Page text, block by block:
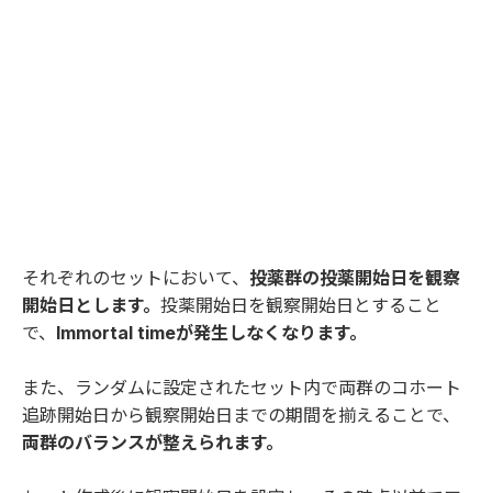
それぞれのセットにおいて、 投薬群の投薬開始日を観察
開始日とします。 投薬開始日を観察開始日とすること
で、 Immortal timeが発生しなくなります。
また、ランダムに設定されたセット内で両群のコホート
追跡開始日から観察開始日までの期間を揃えることで、
両群のバランスが整えられます。